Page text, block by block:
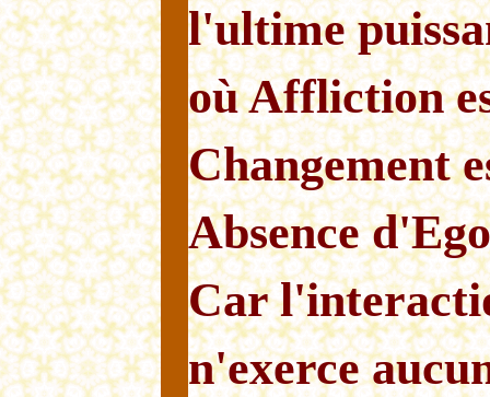
l'ultime
où Affliction
Changement
Absence
Car
n'exerce